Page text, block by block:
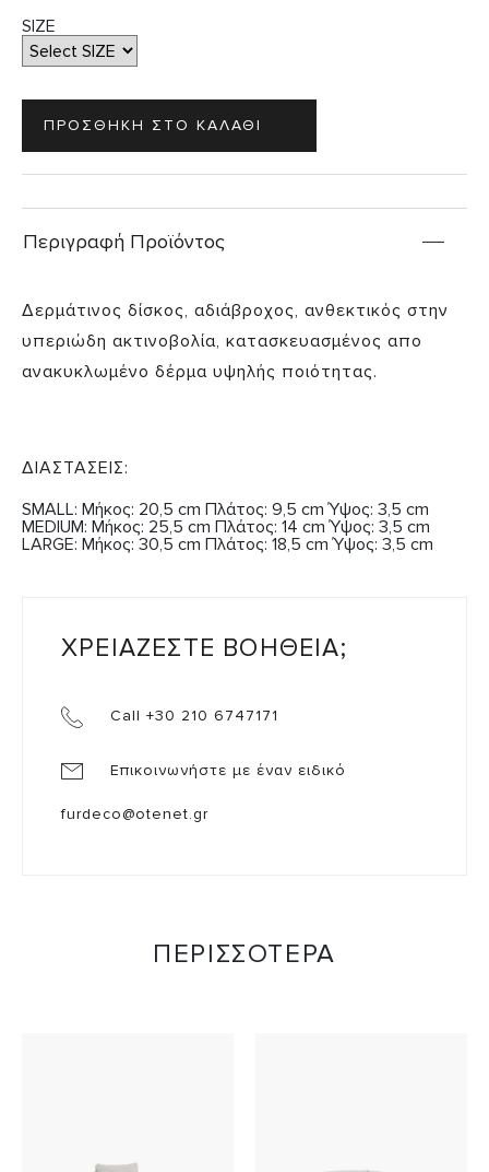
SIZE
Περιγραφή Προϊόντος
Δερμάτινος δίσκος, αδιάβροχος, ανθεκτικός στην
υπεριώδη ακτινοβολία, κατασκευασμένος απο
ανακυκλωμένο δέρμα υψηλής ποιότητας.
ΔΙΑΣΤΑΣΕΙΣ:
SMALL: Μήκος: 20,5 cm Πλάτος: 9,5 cm Ύψος: 3,5 cm
MEDIUM: Μήκος: 25,5 cm Πλάτος: 14 cm Ύψος: 3,5 cm
LARGE: Μήκος: 30,5 cm Πλάτος: 18,5 cm Ύψος: 3,5 cm
ΧΡΕΙΑΖΕΣΤΕ ΒΟΗΘΕΙΑ;
Call +30 210 6747171
Επικοινωνήστε με έναν ειδικό
furdeco@otenet.gr
ΠΕΡΙΣΣΟΤΕΡΑ